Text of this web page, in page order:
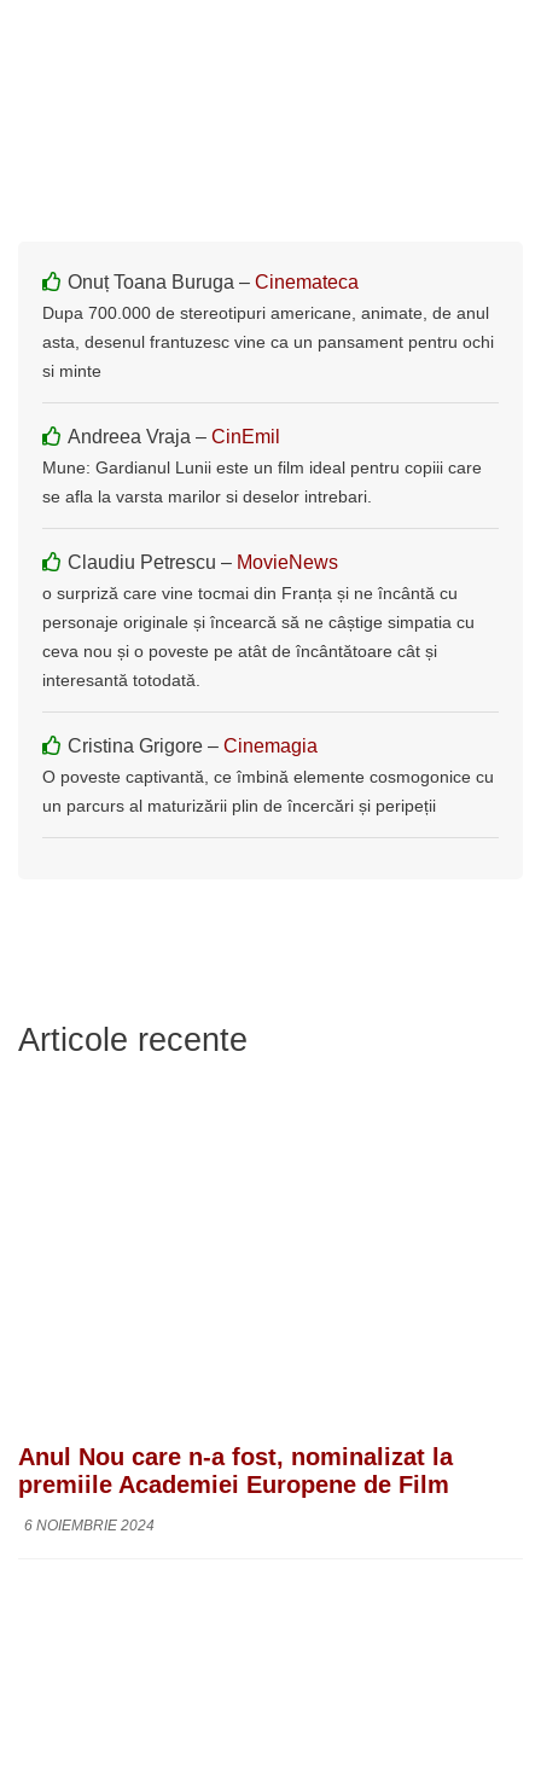
Onuț Toana Buruga – Cinemateca
Dupa 700.000 de stereotipuri americane, animate, de anul
asta, desenul frantuzesc vine ca un pansament pentru ochi
si minte
Andreea Vraja – CinEmil
Mune: Gardianul Lunii este un film ideal pentru copiii care
se afla la varsta marilor si deselor intrebari.
Claudiu Petrescu – MovieNews
o surpriză care vine tocmai din Franța și ne încântă cu
personaje originale și încearcă să ne câștige simpatia cu
ceva nou și o poveste pe atât de încântătoare cât și
interesantă totodată.
Cristina Grigore – Cinemagia
O poveste captivantă, ce îmbină elemente cosmogonice cu
un parcurs al maturizării plin de încercări și peripeții
Articole recente
Anul Nou care n-a fost, nominalizat la
premiile Academiei Europene de Film
6 NOIEMBRIE 2024